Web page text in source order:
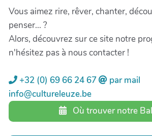
Vous aimez rire, rêver, chanter,
penser... ?
Alors, découvrez sur ce site notre
n'hésitez pas à nous contacter !
+32 (0) 69 66 24 67
par mail
info@cultureleuze.be
Où trouver notre